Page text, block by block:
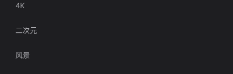
4K
二次元
风景